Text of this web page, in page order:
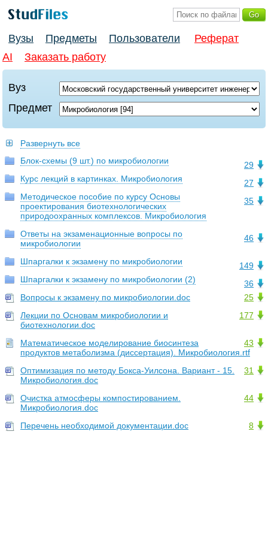
Вузы Предметы Пользователи
Реферат
AI
Заказать работу
Вуз
Предмет
Развернуть все
29
Блок-схемы (9 шт.) по микробиологии
27
Курс лекций в картинках. Микробиология
35
Методическое пособие по курсу Основы
проектирования биотехнологических
природоохранных комплексов. Микробиология
46
Ответы на экзаменационные вопросы по
микробиологии
149
Шпаргалки к экзамену по микробиологии
36
Шпаргалки к экзамену по микробиологии (2)
25
Вопросы к экзамену по микробиологии.doc
177
Лекции по Основам микробиологии и
биотехнологии.doc
43
Математическое моделирование биосинтеза
продуктов метаболизма (диссертация). Микробиология.rtf
31
Оптимизация по методу Бокса-Уилсона. Вариант - 15.
Микробиология.doc
44
Очистка атмосферы компостированием.
Микробиология.doc
8
Перечень необходимой документации.doc